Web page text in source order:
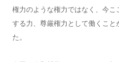
権力のような権力ではなく、今こ
する力、尊厳権力として働くこと
た。